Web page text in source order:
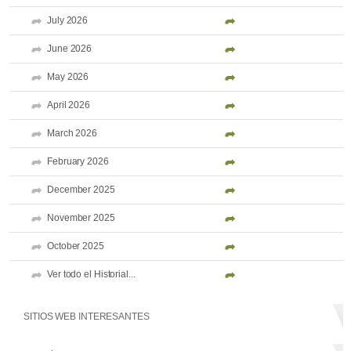
July 2026
June 2026
May 2026
April 2026
March 2026
February 2026
December 2025
November 2025
October 2025
Ver todo el Historial...
SITIOS WEB INTERESANTES